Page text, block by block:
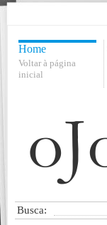
Home
Voltar à página
inicial
Busca: